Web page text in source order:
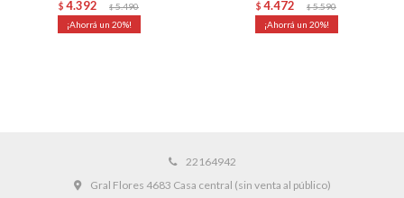
$ 4.392 $ 5.490
20
$ 4.472 $ 5.590
20
22164942
Gral Flores 4683 Casa central (sin venta al público)